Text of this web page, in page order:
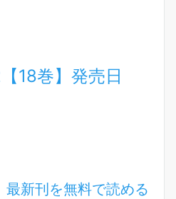
18巻】発売日
最新刊を無料で読める